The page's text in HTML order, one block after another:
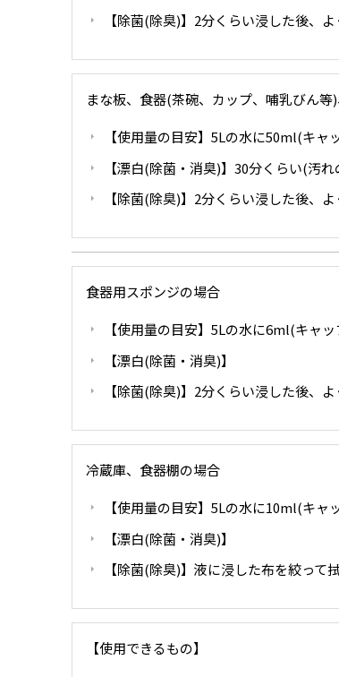
【除菌(除臭)】2分くらい浸した後、よ
まな板、食器(茶碗、カップ、哺乳びん等
【使用量の目安】5Lの水に50ml(キャ
【漂白(除菌・消臭)】30分くらい(汚
【除菌(除臭)】2分くらい浸した後、
食器用スポンジの場合
【使用量の目安】5Lの水に6ml(キャ
【漂白(除菌・消臭)】―――
【除菌(除臭)】2分くらい浸した後、
冷蔵庫、食器棚の場合
【使用量の目安】5Lの水に10ml(キャ
【漂白(除菌・消臭)】―――
【除菌(除臭)】液に浸した布を絞って
【使用できるもの】